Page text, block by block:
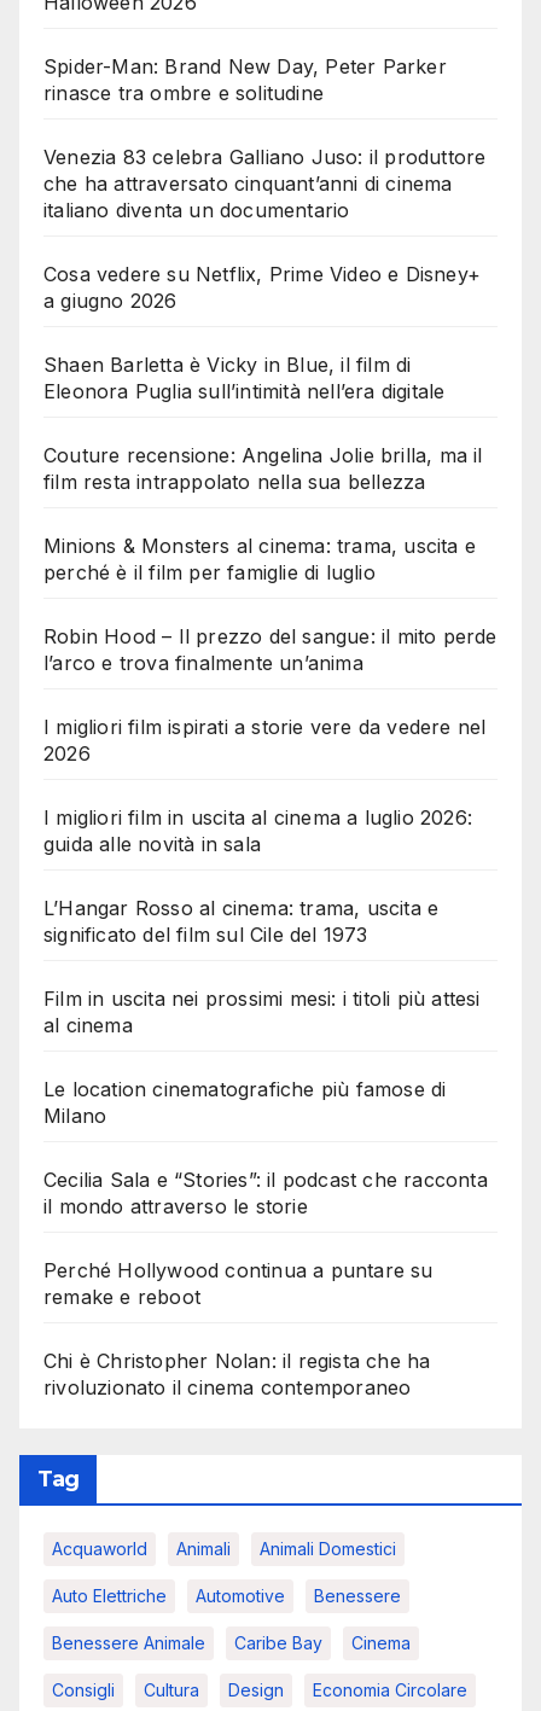
Spider-Man: Brand New Day, Peter Parker
rinasce tra ombre e solitudine
Venezia 83 celebra Galliano Juso: il produttore
che ha attraversato cinquant’anni di cinema
italiano diventa un documentario
Cosa vedere su Netflix, Prime Video e Disney+
a giugno 2026
Shaen Barletta è Vicky in Blue, il film di
Eleonora Puglia sull’intimità nell’era digitale
Couture recensione: Angelina Jolie brilla, ma il
film resta intrappolato nella sua bellezza
Minions & Monsters al cinema: trama, uscita e
perché è il film per famiglie di luglio
Robin Hood – Il prezzo del sangue: il mito perde
l’arco e trova finalmente un’anima
I migliori film ispirati a storie vere da vedere nel
2026
I migliori film in uscita al cinema a luglio 2026:
guida alle novità in sala
L’Hangar Rosso al cinema: trama, uscita e
significato del film sul Cile del 1973
Film in uscita nei prossimi mesi: i titoli più attesi
al cinema
Le location cinematografiche più famose di
Milano
Cecilia Sala e “Stories”: il podcast che racconta
il mondo attraverso le storie
Perché Hollywood continua a puntare su
remake e reboot
Chi è Christopher Nolan: il regista che ha
rivoluzionato il cinema contemporaneo
Tag
Acquaworld Animali Animali Domestici
Auto Elettriche Automotive Benessere
Benessere Animale Caribe Bay Cinema
Consigli Cultura Design Economia Circolare